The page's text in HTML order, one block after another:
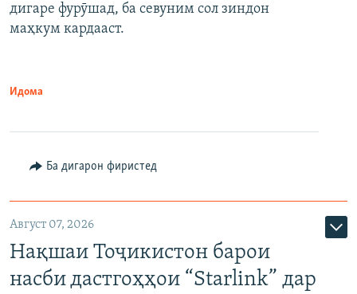
дигаре фурӯшад, ба севуним сол зиндон
маҳкум кардааст.
Идома
Ба дигарон фиристед
Август 07, 2026
Нақшаи Тоҷикистон барои
насби дастгоҳҳои “Starlink” дар